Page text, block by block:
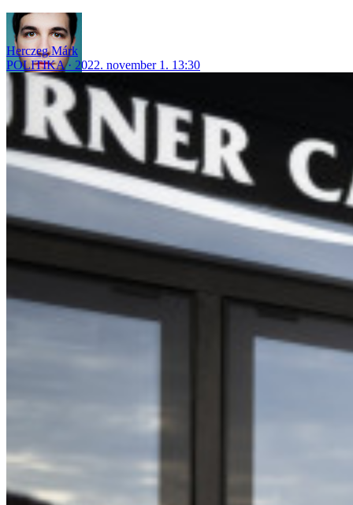
Herczeg Márk
POLITIKA
2022. november 1. 13:30